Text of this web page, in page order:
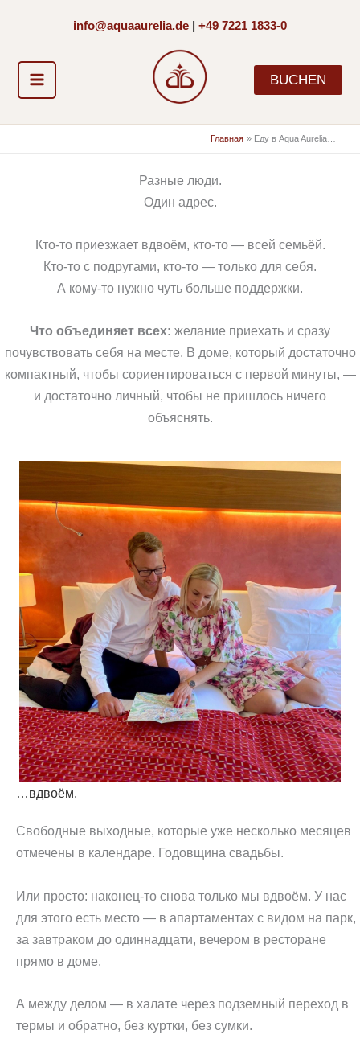
info@aquaaurelia.de +49 7221 1833-0
BUCHEN
Главная Еду в Aqua Aurelia…
Разные люди.
Один адрес.
Кто-то приезжает вдвоём, кто-то — всей семьёй.
Кто-то с подругами, кто-то — только для себя.
А кому-то нужнo чуть больше поддержки.
Что объединяет всех: желание приехать и сразу
почувствовать себя на месте. В доме, который достаточно
компактный, чтобы сориентироваться с первой минуты, —
и достаточно личный, чтобы не пришлось ничего
объяснять.
…вдвоём.
Свободные выходные, которые уже несколько месяцев
отмечены в календаре. Годовщина свадьбы.
Или просто: наконец-то снова только мы вдвоём. У нас
для этого есть место — в апартаментах с видом на парк,
за завтраком до одиннадцати, вечером в ресторане
прямо в доме.
А между делом — в халате через подземный переход в
термы и обратно, без куртки, без сумки.